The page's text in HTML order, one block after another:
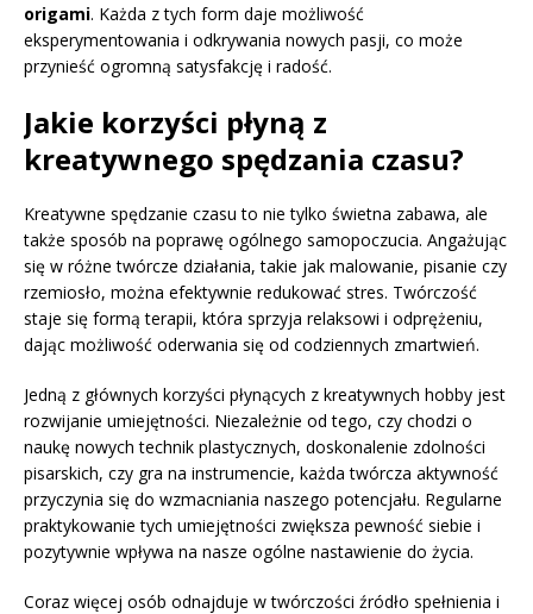
origami. Każda z tych form daje możliwość
eksperymentowania i odkrywania nowych pasji, co może
przynieść ogromną satysfakcję i radość.
Jakie korzyści płyną z
kreatywnego spędzania czasu?
Kreatywne spędzanie czasu to nie tylko świetna zabawa, ale
także sposób na poprawę ogólnego samopoczucia. Angażując
się w różne twórcze działania, takie jak malowanie, pisanie czy
rzemiosło, można efektywnie redukować stres. Twórczość
staje się formą terapii, która sprzyja relaksowi i odprężeniu,
dając możliwość oderwania się od codziennych zmartwień.
Jedną z głównych korzyści płynących z kreatywnych hobby jest
rozwijanie umiejętności. Niezależnie od tego, czy chodzi o
naukę nowych technik plastycznych, doskonalenie zdolności
pisarskich, czy gra na instrumencie, każda twórcza aktywność
przyczynia się do wzmacniania naszego potencjału. Regularne
praktykowanie tych umiejętności zwiększa pewność siebie i
pozytywnie wpływa na nasze ogólne nastawienie do życia.
Coraz więcej osób odnajduje w twórczości źródło spełnienia i